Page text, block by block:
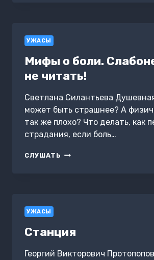
УЖАСЫ
Мифы о боли.
не читать!
Светлана Силантьева
может быть страшнее? А
так же плохо? Что делать, как
страдания, если боль…
СЛУШАТЬ МИФЫ
УЖАСЫ
Станция
Георгий Викторович